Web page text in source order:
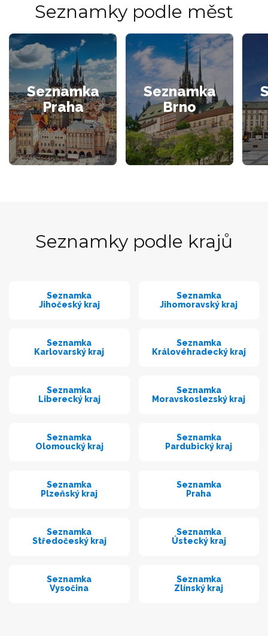
Seznamky podle měst
Seznamka
Praha
Seznamka
Brno
Seznamky podle krajů
Seznamka
Jihočeský kraj
Seznamka
Jihomoravský kraj
Seznamka
Karlovarský kraj
Seznamka
Královéhradecký kraj
Seznamka
Liberecký kraj
Seznamka
Moravskoslezský kraj
Seznamka
Olomoucký kraj
Seznamka
Pardubický kraj
Seznamka
Plzeňský kraj
Seznamka
Praha
Seznamka
Středočeský kraj
Seznamka
Ústecký kraj
Seznamka
Vysočina
Seznamka
Zlínský kraj